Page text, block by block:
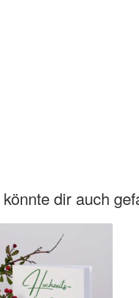
könnte dir auch